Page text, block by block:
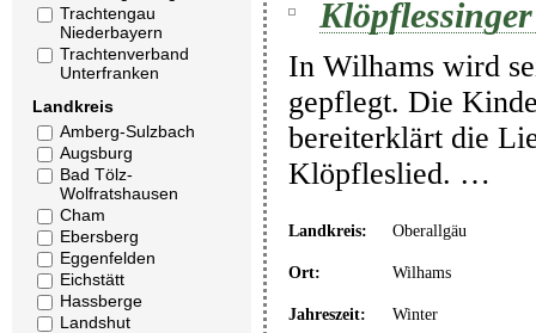
Trachtengau
Niederbayern
Trachtenverband
Unterfranken
Landkreis
Amberg-Sulzbach
Augsburg
Bad Tölz-
Wolfratshausen
Cham
Ebersberg
Eggenfelden
Eichstätt
Hassberge
Landshut
In Wilhams wird
gepflegt. Die
bereiterklärt die
Klöpfleslied. …
Landkreis: Oberallgäu
Ort: Wilhams
Jahreszeit: Winter